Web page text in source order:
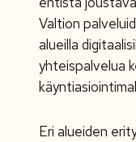
Valtion
alueilla
yhteispalvelua
Eri alueiden